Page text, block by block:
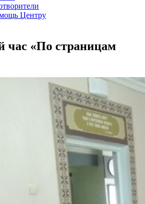
Центру
час «По страницам